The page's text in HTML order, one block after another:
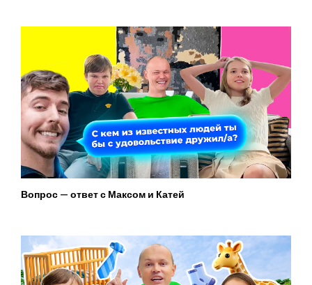
Вопрос — ответ с Максом и Катей